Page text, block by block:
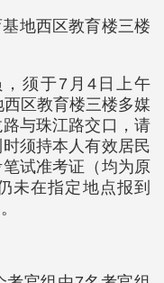
地西区教育楼三楼
须于7月4日上午
区教育楼三楼多媒
与珠江路交口，请
须持本人有效居民
试准考证（均为原
未在指定地点报到